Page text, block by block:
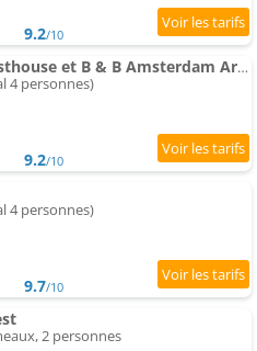
9.2/10
LandLust Guesthouse et B & B Amsterdam Area
4 personnes)
9.2/10
4 personnes)
9.7/10
2 personnes